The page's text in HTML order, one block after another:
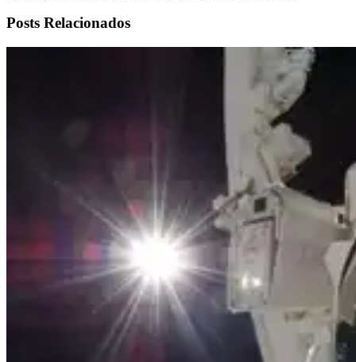
Posts Relacionados